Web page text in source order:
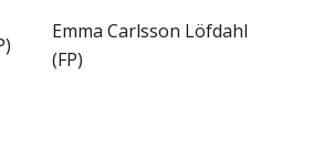
Emma Carlsson Löfdahl
(FP)